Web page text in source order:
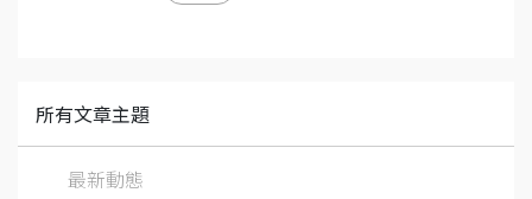
所有文章主題
最新動態